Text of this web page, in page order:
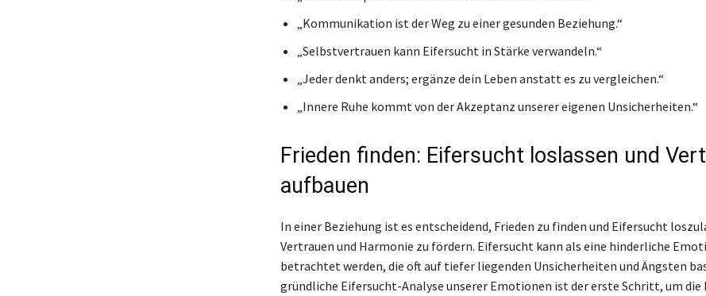
„Kommunikation ist der Weg zu einer gesunden Beziehung.“
„Selbstvertrauen kann Eifersucht in Stärke verwandeln.“
„Jeder denkt anders; ergänze dein Leben anstatt es zu vergleichen.“
„Innere Ruhe kommt von der Akzeptanz unserer eigenen Unsicherheiten.“
Frieden finden: Eifersucht loslassen und
aufbauen
In einer Beziehung ist es entscheidend, Frieden zu finden und Eifersucht
Vertrauen und Harmonie zu fördern. Eifersucht kann als eine hinderliche
betrachtet werden, die oft auf tiefer liegenden Unsicherheiten und Ängsten
gründliche Eifersucht-Analyse unserer Emotionen ist der erste Schritt, um die